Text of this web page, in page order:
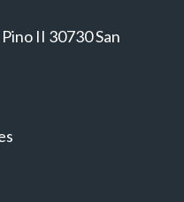
II 30730 San